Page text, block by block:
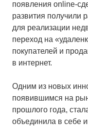
появления online-
развития получили
для реализации
переход на
покупателей и
в интернет.
Одним из новых
появившимся на
прошлого года,
объединила в себе